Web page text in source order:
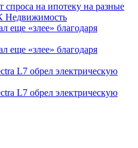
на ипотеку на разные
Недвижимость
еще «злее» благодаря
еще «злее» благодаря
L7 обрел электрическую
L7 обрел электрическую